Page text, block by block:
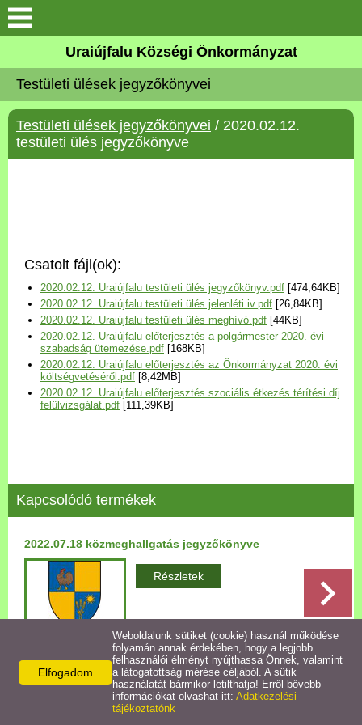
Köszöntő
Elérhetőségek
Uraiújfalu
Választási információk
Versenyképes Járások
Program
Települési Arculati
Kézikönyv
Bezerédj Amália Óvoda
Egyéb intézmények
Egyéb szolgáltatások
Egészségügyi ellátás
Uraiújfalu Sportegyesület
Uraiújfalu Községi Önkormányzat
Testületi ülések jegyzőkönyvei
Testületi ülések jegyzőkönyvei / 2020.02.12.
testületi ülés jegyzőkönyve
Csatolt fájl(ok):
2020.02.12. Uraiújfalu testületi ülés jegyzőkönyv.pdf [474,64KB]
2020.02.12. Uraiújfalu testületi ülés jelenléti iv.pdf [26,84KB]
2020.02.12. Uraiújfalu testületi ülés meghívó.pdf [44KB]
2020.02.12. Uraiújfalu előterjesztés a polgármester 2020. évi
szabadság ütemezése.pdf [168KB]
2020.02.12. Uraiújfalu előterjesztés az Önkormányzat 2020. évi
költségvetéséről.pdf [8,42MB]
2020.02.12. Uraiújfalu előterjesztés szociális étkezés térítési díj
felülvizsgálat.pdf [111,39KB]
Kapcsolódó termékek
2022.07.18 közmeghallgatás jegyzőkönyve
Részletek
Vissza az előző oldalra!
Elfogadom
Weboldalunk sütiket (cookie) használ működése
folyamán annak érdekében, hogy a legjobb
felhasználói élményt nyújthassa Önnek, valamint
a látogatottság mérése céljából. A sütik
használatát bármikor letilthatja! Erről bővebb
információkat olvashat itt: Adatkezelési
tájékoztatónk